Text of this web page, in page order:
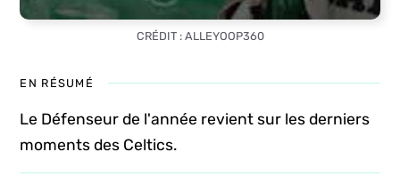
CRÉDIT : ALLEYOOP360
EN RÉSUMÉ
Le Défenseur de l'année revient sur les derniers
moments des Celtics.